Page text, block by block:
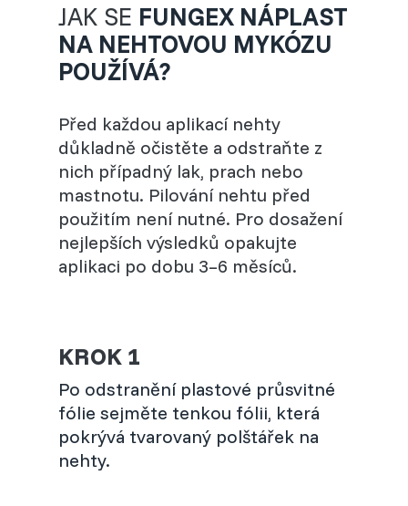
JAK SE FUNGEX NÁPLAST
NA NEHTOVOU MYKÓZU
POUŽÍVÁ?
Před každou aplikací nehty
důkladně očistěte a odstraňte z
nich případný lak, prach nebo
mastnotu. Pilování nehtu před
použitím není nutné. Pro dosažení
nejlepších výsledků opakujte
aplikaci po dobu 3–6 měsíců.
KROK 1
Po odstranění plastové průsvitné
fólie sejměte tenkou fólii, která
pokrývá tvarovaný polštářek na
nehty.